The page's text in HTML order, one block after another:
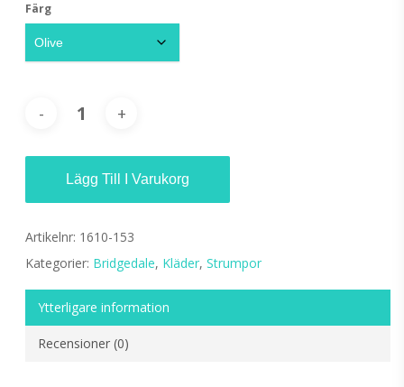
Färg
Lägg Till I Varukorg
Artikelnr: 1610-153
Kategorier: Bridgedale, Kläder,Strumpor
Ytterligare information
Recensioner (0)